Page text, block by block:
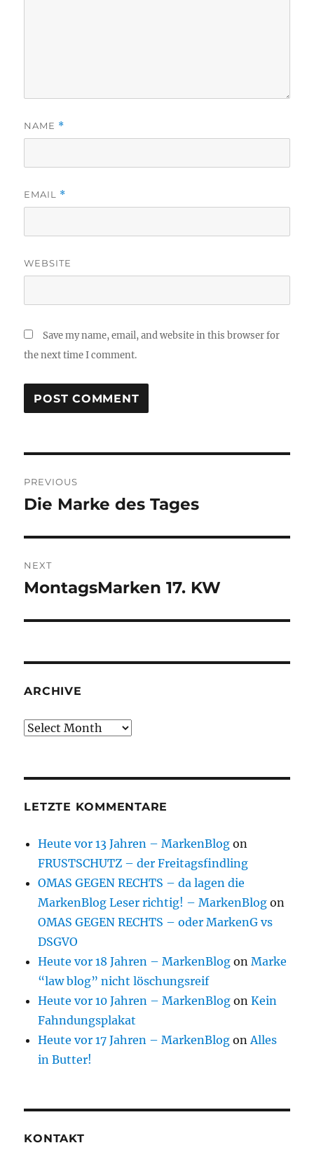
NAME *
EMAIL *
WEBSITE
Save my name, email, and website in this browser for
the next time I comment.
navigation
PREVIOUS
Previous
Die Marke des Tages
NEXT
Next
MontagsMarken 17. KW
ARCHIVE
Archive
LETZTE KOMMENTARE
Heute vor 13 Jahren – MarkenBlog on
FRUSTSCHUTZ – der Freitagsfindling
OMAS GEGEN RECHTS – da lagen die
MarkenBlog Leser richtig! – MarkenBlog on
OMAS GEGEN RECHTS – oder MarkenG vs
DSGVO
Heute vor 18 Jahren – MarkenBlog onMarke
“law blog” nicht löschungsreif
Heute vor 10 Jahren – MarkenBlog onKein
Fahndungsplakat
Heute vor 17 Jahren – MarkenBlog onAlles
in Butter!
KONTAKT